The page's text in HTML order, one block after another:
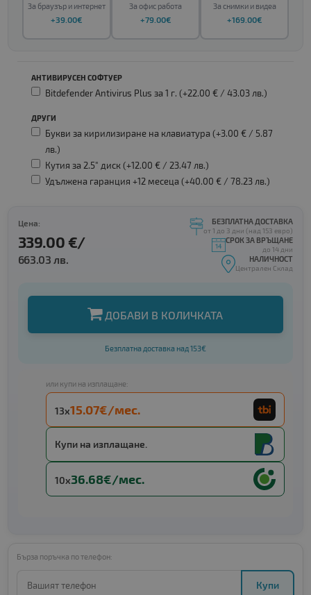
За браузър и интернет
+39.00€
За офис работа
+79.00€
За снимки и видеа
+169.00€
АНТИВИРУСЕН СОФТУЕР
Bitdefender Antivirus Plus за 1 г. (+22.00 € / 43.03 лв.)
ДРУГИ
Букви за кирилизиране на клавиатура (+3.00 € / 5.87
лв.)
Кутия за 2.5" диск (+12.00 € / 23.47 лв.)
Удължена гаранция +12 месеца (+40.00 € / 78.23 лв.)
Цена:
339.00 €/
663.03 лв.
БЕЗПЛАТНА ДОСТАВКА
от 1 до 3 дни (над 153 евро)
СРОК ЗА ВРЪЩАНЕ
до 14 дни
НАЛИЧНОСТ
Централен Склад
ДОБАВИ В КОЛИЧКАТА
Безплатна доставка над 153€
или купи на изплащане:
13x15.07€/мес.
Купи на изплащане.
10x36.68€/мес.
Бърза поръчка по телефон:
Купи